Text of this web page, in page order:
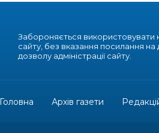
Забороняється використовувати
сайту, без вказання посилання
дозволу адміністрації сайту.
Головна Архів газети